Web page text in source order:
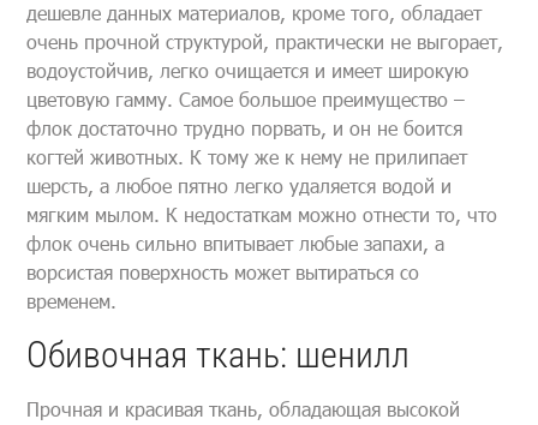
дешевле данных материалов, кроме того, обладает
очень прочной структурой, практически не выгорает,
водоустойчив, легко очищается и имеет широкую
цветовую гамму. Самое большое преимущество –
флок достаточно трудно порвать, и он не боится
когтей животных. К тому же к нему не прилипает
шерсть, а любое пятно легко удаляется водой и
мягким мылом. К недостаткам можно отнести то, что
флок очень сильно впитывает любые запахи, а
ворсистая поверхность может вытираться со
временем.
Обивочная ткань: шенилл
Прочная и красивая ткань, обладающая высокой